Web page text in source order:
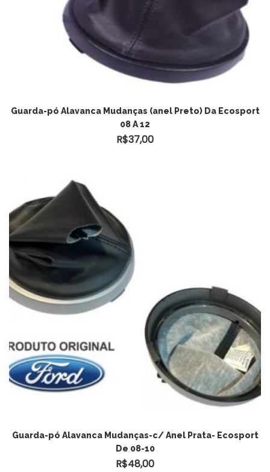
Guarda-pó Alavanca Mudanças (anel Preto) Da Ecosport
08 A 12
R$37,00
Guarda-pó Alavanca Mudanças-c/ Anel Prata- Ecosport
De 08-10
R$48,00